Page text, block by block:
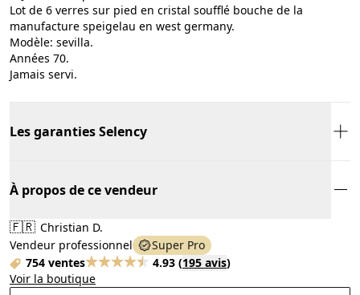
Lot de 6 verres sur pied en cristal soufflé bouche de la
manufacture speigelau en west germany.
Modèle: sevilla.
Années 70.
Jamais servi.
Les garanties Selency
À propos de ce vendeur
🇫🇷 Christian D.
Vendeur professionnel
Super Pro
754 ventes
4.93 (195 avis)
Voir la boutique